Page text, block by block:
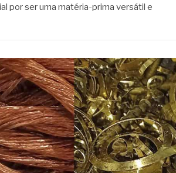
por ser uma matéria-prima versátil e